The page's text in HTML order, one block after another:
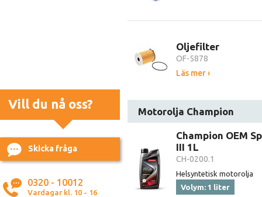
Vill du nå oss?
Skicka fråga
0320 - 10012
Vardagar kl. 10 - 16
Oljefilter
OF-5878
Läs mer ›
Motorolja Champion
Champion OEM
III 1L
CH-0200.1
Helsyntetisk motorolja
Volym: 1 liter